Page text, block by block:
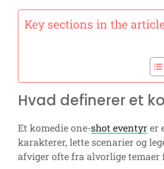
Key sections in the
Hvad definerer et
Et komedie one-shot eventyrer
karakterer, lette scenarier og
afviger ofte fra alvorlige temaer